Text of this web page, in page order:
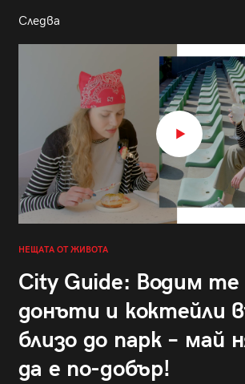
Следва
НЕЩАТА ОТ ЖИВОТА
City Guide: Водим те
донъти и коктейли
близо до парк – май
да е по-добър!